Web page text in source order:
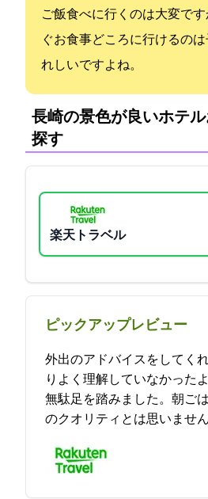
ご飯食べに行くのは大変で
ぐお食事どころに行けるの
れしいですよね。
長崎の景色が良いホテル
探す
楽天トラベル
ピックアップレビュー
外出のアドバイスをしてく
りよく理解していなかった
無駄足を踏みました。朝ご
のクオリティとは思いませんでした。